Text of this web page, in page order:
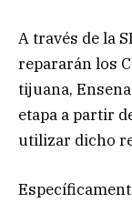
A través de la
repararán los
tijuana,
etapa a partir
utilizar dicho